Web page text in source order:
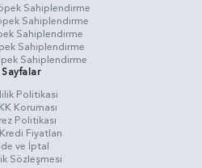
Sahiplendirme
Sahiplendirme
Sahiplendirme
Sahiplendirme
Sahiplendirme
Sayfalar
Politikasi
Koruması
Politikası
Fiyatları
ve İptal
Sözleşmesi